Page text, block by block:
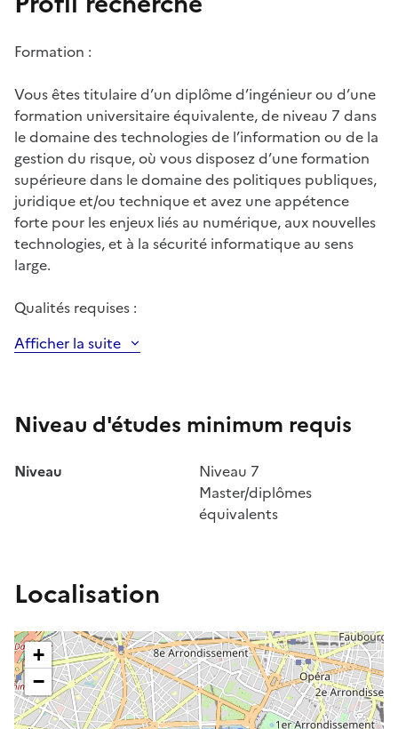
Formation :
Vous êtes titulaire d’un diplôme d’ingénieur ou d’une
formation universitaire équivalente, de niveau 7 dans
le domaine des technologies de l’information ou de la
gestion du risque, où vous disposez d’une formation
supérieure dans le domaine des politiques publiques,
juridique et/ou technique et avez une appétence
forte pour les enjeux liés au numérique, aux nouvelles
technologies, et à la sécurité informatique au sens
large.
Qualités requises :
Afficher la suite
Niveau d'études minimum requis
Niveau
Niveau 7
Master/diplômes
équivalents
Localisation
+
−